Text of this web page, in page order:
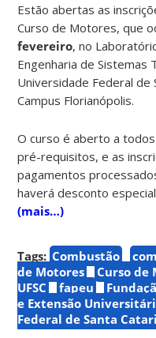
Estão abertas as
Curso de Motores, que
fevereiro, no
Engenharia de Sistemas
Universidade Federal de
Campus Florianópolis.
O curso é aberto a
pré-requisitos, e as
pagamentos
haverá desconto
(mais…)
Tags: Combustão
de Motores
Curso de
UFSC
fapeu
e Extensão
Federal de Santa